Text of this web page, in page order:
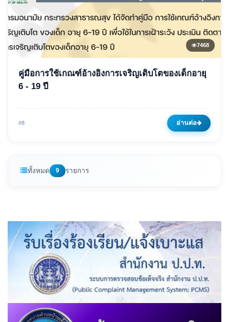
7468
คู่มือการใช้เกณฑ์อ้างอิงการ
เจริญเติบโตของเด็กอายุ 6 - 19
คู่มือการใช้เกณฑ์อ้างอิงการเจริญเติบโตของเด็กอายุ
6 - 19 ปี
#8 อ่านต่อ
ทั้งหมด 9 รายการ